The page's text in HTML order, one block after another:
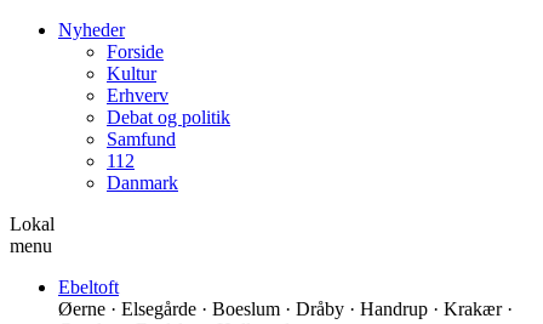
Nyheder
Forside
Kultur
Erhverv
Debat og politik
Samfund
112
Danmark
Lokal
menu
Ebeltoft
Øerne · Elsegårde · Boeslum · Dråby · Handrup · Krakær ·